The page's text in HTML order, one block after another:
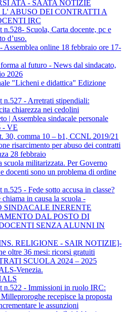
ATA - SAATA NOTIZIE
L' ABUSO DEI CONTRATTI A
IRC
n.528- Scuola, Carta docente, pc e
d’uso.
online 18 febbraio ore 17-
al futuro - News dal sindacato,
2026
"Licheni e didattica" Edizione
n.527 - Arretrati stipendiali:
chiarezza nei cedolini
| Assemblea sindacale personale
- VE
30, comma 10 – b1, CCNL 2019/21
risarcimento per abuso dei contratti
28 febbraio
scuola militarizzata. Per Governo
docenti sono un problema di ordine
- Fede sotto accusa in classe?
in causa la scuola -
SINDACALE INERENTE
DAL POSTO DI
SENZA ALUNNI IN
RELIGIONE - SAIR NOTIZIE]-
oltre 36 mesi: ricorsi gratuiti
SCUOLA 2024 – 2025
Venezia.
n.522 - Immissioni in ruolo IRC:
recepisce la proposta
le assunzioni